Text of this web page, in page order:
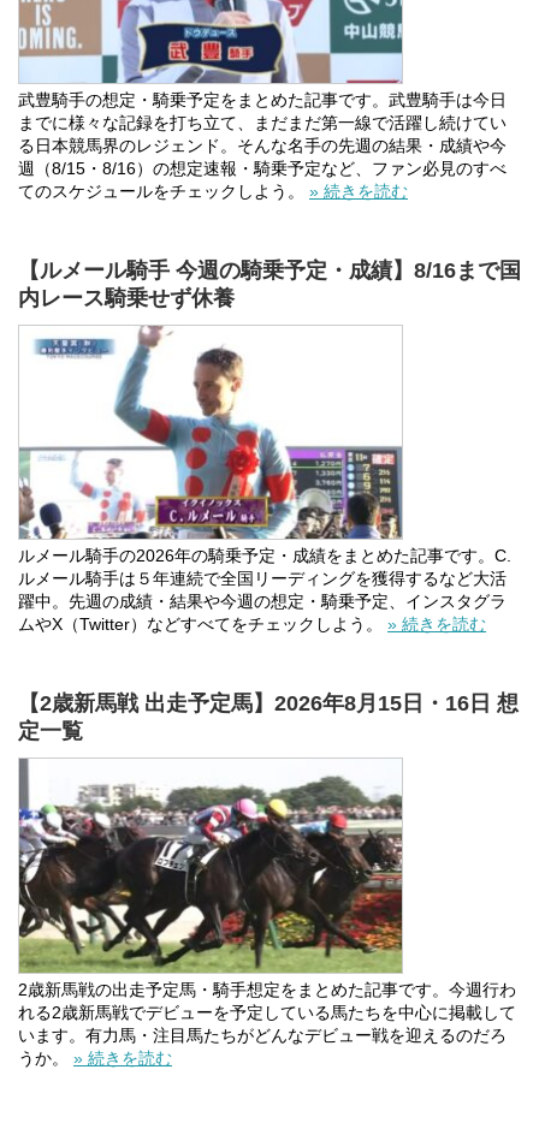
武豊騎手の想定・騎乗予定をまとめた記事です。武豊騎手は今日
までに様々な記録を打ち立て、まだまだ第一線で活躍し続けてい
る日本競馬界のレジェンド。そんな名手の先週の結果・成績や今
週（8/15・8/16）の想定速報・騎乗予定など、ファン必見のすべ
てのスケジュールをチェックしよう。 » 続きを読む
【ルメール騎手 今週の騎乗予定・成績】8/16まで国
内レース騎乗せず休養
ルメール騎手の2026年の騎乗予定・成績をまとめた記事です。C.
ルメール騎手は５年連続で全国リーディングを獲得するなど大活
躍中。先週の成績・結果や今週の想定・騎乗予定、インスタグラ
ムやX（Twitter）などすべてをチェックしよう。 » 続きを読む
【2歳新馬戦 出走予定馬】2026年8月15日・16日 想
定一覧
2歳新馬戦の出走予定馬・騎手想定をまとめた記事です。今週行わ
れる2歳新馬戦でデビューを予定している馬たちを中心に掲載して
います。有力馬・注目馬たちがどんなデビュー戦を迎えるのだろ
うか。 » 続きを読む